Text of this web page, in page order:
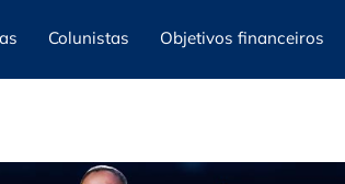
Colunistas Objetivos financeiros